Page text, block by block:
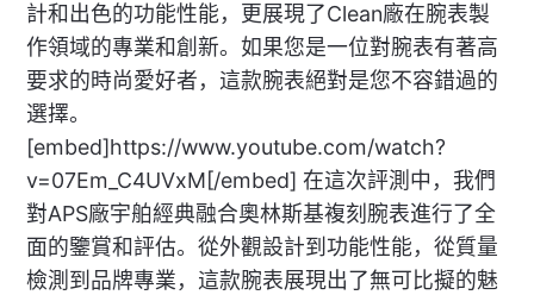
計和出色的功能性能，更展現了Clean廠在腕表製
作領域的專業和創新。如果您是一位對腕表有著高
要求的時尚愛好者，這款腕表絕對是您不容錯過的
選擇。
[embed]https://www.youtube.com/watch?
v=07Em_C4UVxM[/embed] 在這次評測中，我們
對APS廠宇舶經典融合奧林斯基複刻腕表進行了全
面的鑒賞和評估。從外觀設計到功能性能，從質量
檢測到品牌專業，這款腕表展現出了無可比擬的魅